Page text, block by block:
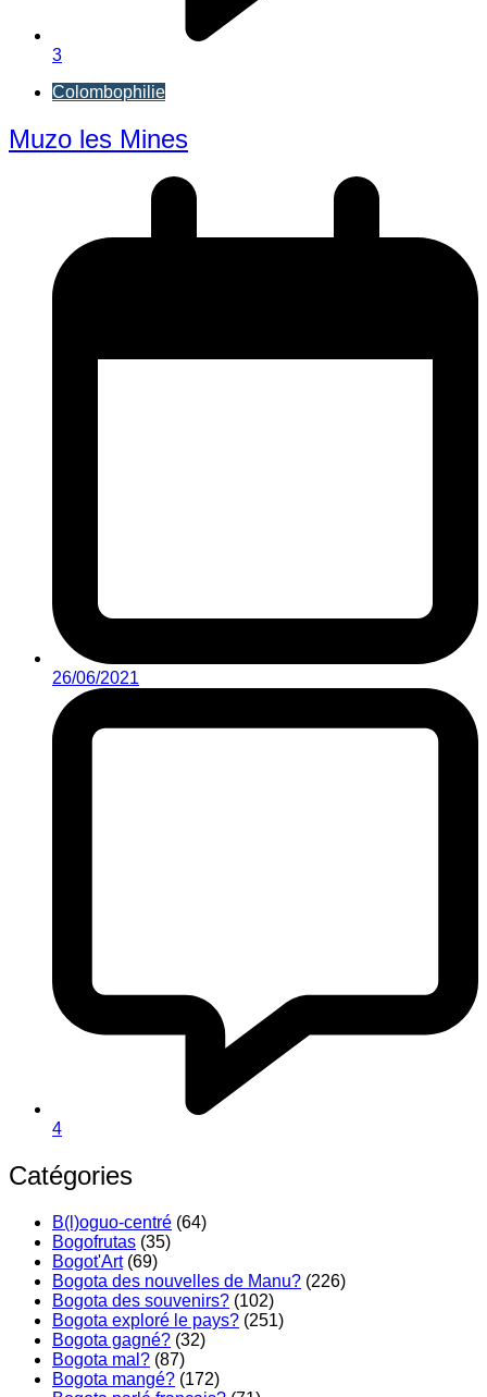
3
Colombophilie
Muzo les Mines
26/06/2021
4
Catégories
B(l)oguo-centré (64)
Bogofrutas (35)
Bogot'Art(69)
Bogota des nouvelles de Manu? (226)
Bogota des souvenirs? (102)
Bogota exploré le pays? (251)
Bogota gagné? (32)
Bogota mal? (87)
Bogota mangé? (172)